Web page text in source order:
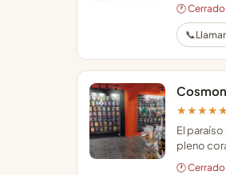
🕐 Cerrado
📞Llamar
★★★★★
El
pleno
🕐 Cerrado